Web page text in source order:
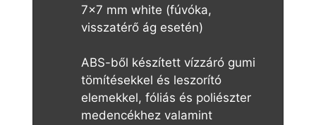
7×7 mm white (fúvóka,
visszatérő ág esetén)
ABS-ből készített vízzáró gumi
tömítésekkel és leszorító
elemekkel, fóliás és poliészter
medencékhez valamint